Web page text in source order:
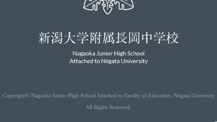
Copyright© Nagaoka Junior High School Attached to Faculty of Education, Niigata University
All Rights Reserved.